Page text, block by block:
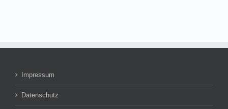
Impressum
Datenschutz